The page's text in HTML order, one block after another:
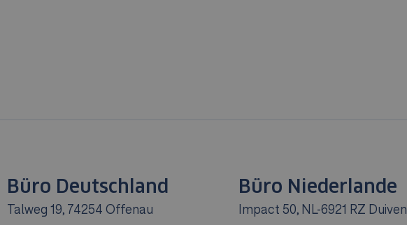
Büro Deutschland
Talweg 19, 74254 Offenau
Büro Niederlande
Impact 50, NL-6921 RZ Duiven